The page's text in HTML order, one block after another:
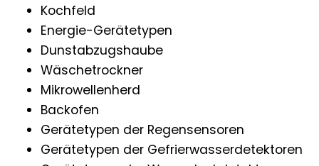
Kochfeld
Energie-Gerätetypen
Dunstabzugshaube
Wäschetrockner
Mikrowellenherd
Backofen
Gerätetypen der Regensensoren
Gerätetypen der Gefrierwasserdetektoren